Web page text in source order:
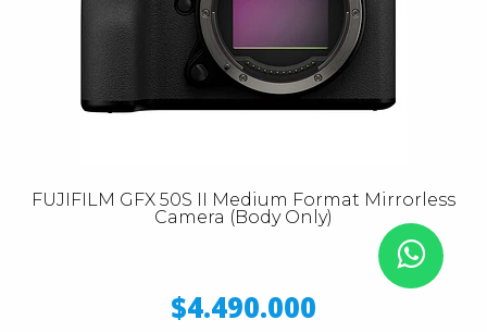
FUJIFILM GFX 50S II Medium Format Mirrorless
Camera (Body Only)
$4.490.000